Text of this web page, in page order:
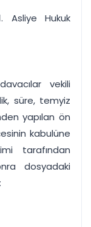
hepsi bir arada.
Asliye Hukuk
vekili
süre, temyiz
yapılan ön
kabulüne
tarafından
dosyadaki